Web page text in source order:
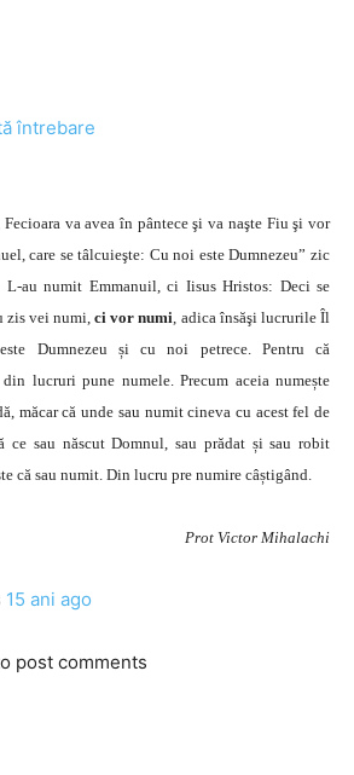
întrebare
va avea în pântece şi va naşte Fiu şi vor
care se tâlcuieşte: Cu noi este Dumnezeu” zic
au numit Emmanuil, ci Iisus Hristos: Deci se
zis vei numi,ci vor numi, adica însăşi lucrurile Îl
Dumnezeu și cu noi petrece. Pentru că
din lucruri pune numele. Precum aceia numește
măcar că unde sau numit cineva cu acest fel de
ce sau născut Domnul, sau prădat și sau robit
că sau numit. Din lucru pre numire câștigând.
Prot Victor Mihalachi
15 ani ago
post comments